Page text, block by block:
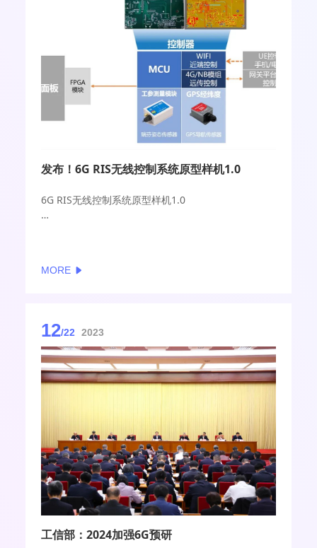
发布！6G RIS无线控制系统原型样机1.0
6G RIS无线控制系统原型样机1.0
MORE
12/22 2023
工信部：2024加强6G预研